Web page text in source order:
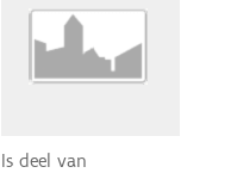
Is deel van